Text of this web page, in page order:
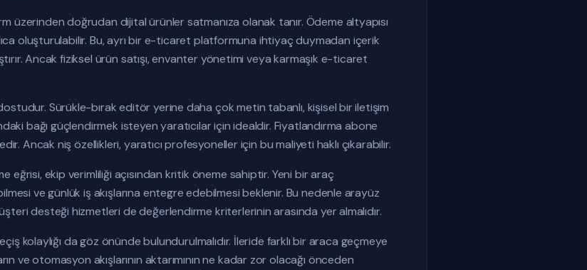
doğrudan dijital ürünler satmanıza olanak tanır. Ödeme altyapısı
oluşturulabilir. Bu, ayrı bir e-ticaret platformuna ihtiyaç duymadan içerik
Ancak fiziksel ürün satışı, envanter yönetimi veya karmaşık e-ticaret
Sürükle-bırak editör yerine daha çok metin tabanlı, kişisel bir iletişim
bağı güçlendirmek isteyen yaratıcılar için idealdir. Fiyatlandırma abone
Ancak niş özellikleri, yaratıcı profesyoneller için bu maliyeti haklı çıkarabilir.
eğrisi, ekip verimliliği açısından kritik öneme sahiptir. Yeni bir araç
ve günlük iş akışlarına entegre edebilmesi beklenir. Bu nedenle arayüz
desteği hizmetleri de değerlendirme kriterlerinin arasında yer almalıdır.
kolaylığı da göz önünde bulundurulmalıdır. İleride farklı bir araca geçmeye
ve otomasyon akışlarının aktarımının ne kadar zor olacağı önceden